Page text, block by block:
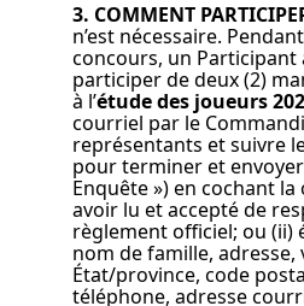
3. COMMENT
n’est nécessaire.
concours, un Participant
participer de deux (2)
à l’étude des joueurs
courriel par le
représentants et suivre
pour terminer et envoyer
Enquête ») en cochant
avoir lu et accepté de
règlement officiel; ou (ii)
nom de famille, adresse,
État/province, code
téléphone, adresse